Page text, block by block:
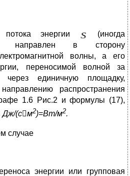
потока энергии
(иногда
в сторону
волны, а его
переносимой волной за
через единичную площадку,
распространения
1.6 Рис.2 и формулы (17),
Дж/(см2)=Вт/м2.
случае
энергии или групповая